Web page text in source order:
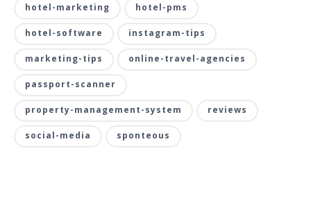
hotel-marketing hotel-pms
hotel-software instagram-tips
marketing-tips online-travel-agencies
passport-scanner
property-management-system reviews
social-media sponteous